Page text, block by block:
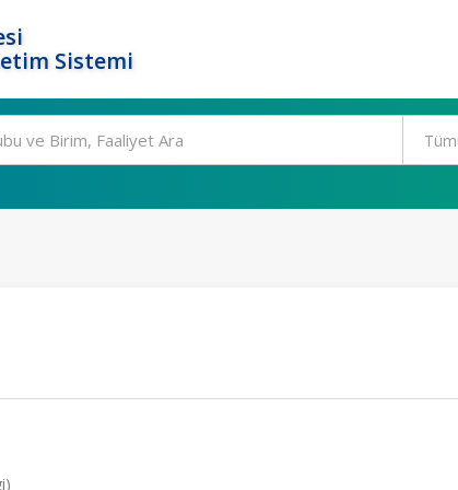
Sistemi